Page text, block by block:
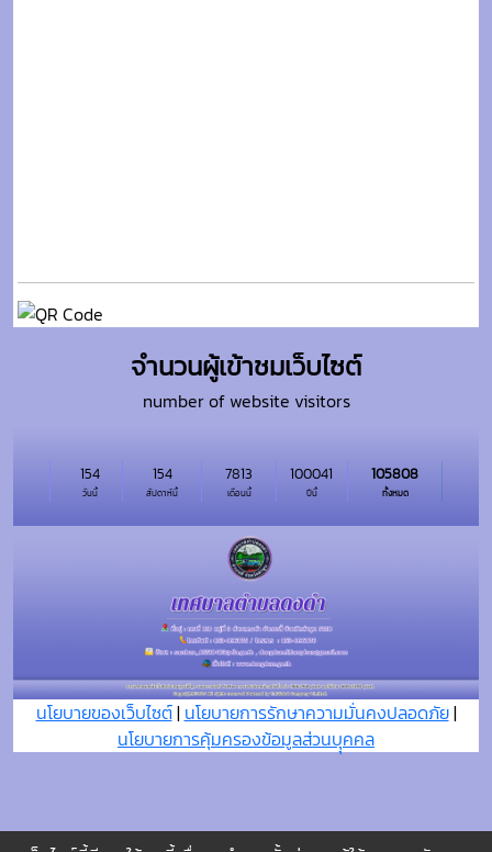
จำนวนผู้เข้าชมเว็บไซต์
number of website visitors
วันนี้
154
สัปดาห์นี้
154
เดือนนี้
7813
ปีนี้
100041
ทั้งหมด
105808
นโยบายของเว็บไซต์| นโยบายการรักษาความมั่นคงปลอดภัย|
นโยบายการคุ้มครองข้อมูลส่วนบุุคคล